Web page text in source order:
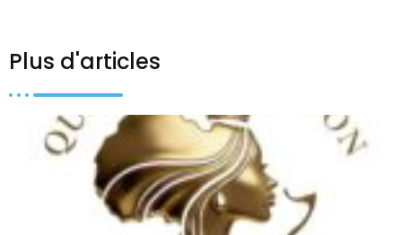
Plus d'articles